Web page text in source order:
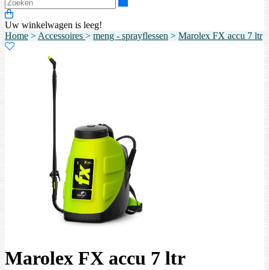
Uw winkelwagen is leeg!
Home > Accessoires > meng - sprayflessen > Marolex FX accu 7 ltr
Marolex FX accu 7 ltr